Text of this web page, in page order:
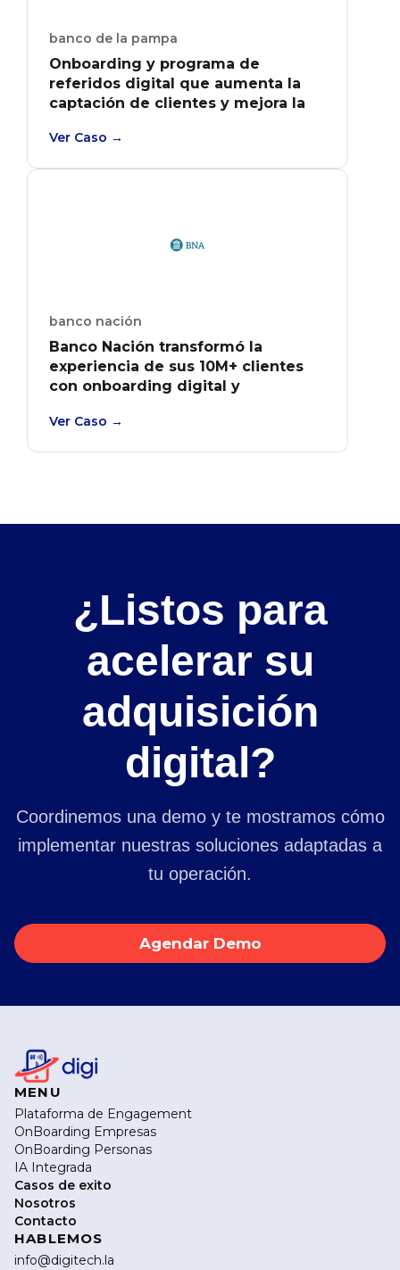
banco de la pampa
Onboarding y programa de
referidos digital que aumenta la
captación de clientes y mejora la
Ver Caso →
banco nación
Banco Nación transformó la
experiencia de sus 10M+ clientes
con onboarding digital y
engagement con 20M+ visitas
Ver Caso →
¿Listos para
acelerar su
adquisición
digital?
Coordinemos una demo y te mostramos cómo
implementar nuestras soluciones adaptadas a
tu operación.
Agendar Demo
MENU
Plataforma de Engagement
OnBoarding Empresas
OnBoarding Personas
IA Integrada
Casos de exito
Nosotros
Contacto
HABLEMOS
info@digitech.la